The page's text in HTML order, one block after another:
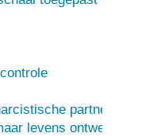
partner
levens ontwerpen